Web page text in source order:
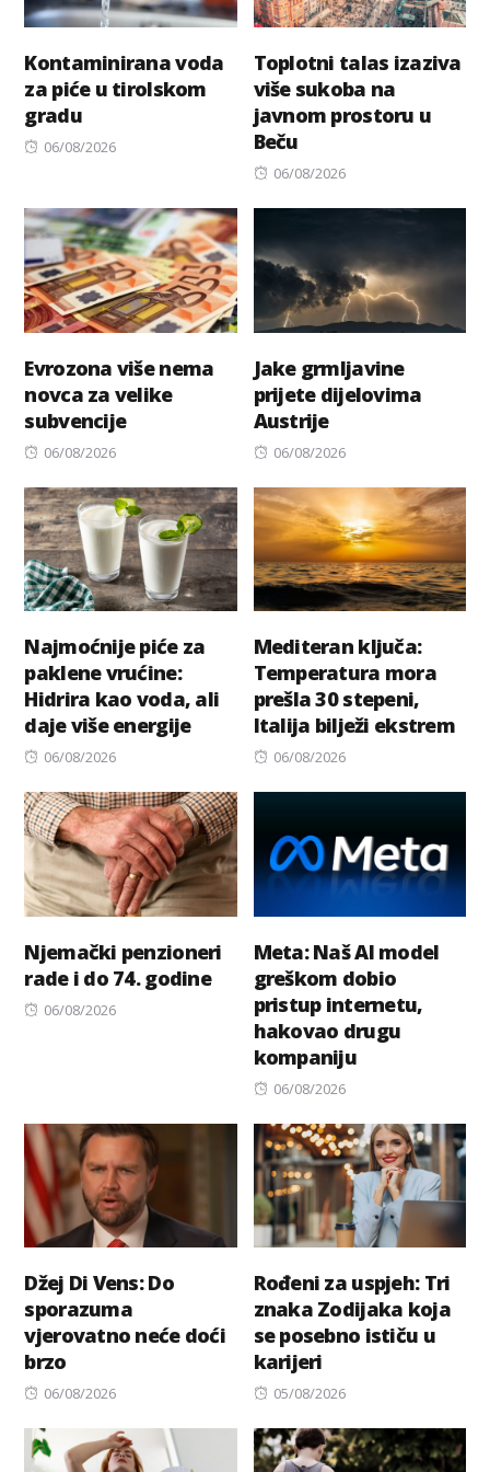
Kontaminirana voda
za piće u tirolskom
gradu
Posted
06/08/2026
Toplotni talas izaziva
više sukoba na
javnom prostoru u
Beču
Posted
06/08/2026
Evrozona više nema
novca za velike
subvencije
Posted
06/08/2026
Jake grmljavine
prijete dijelovima
Austrije
Posted
06/08/2026
Najmoćnije piće za
paklene vrućine:
Hidrira kao voda, ali
daje više energije
Posted
06/08/2026
Mediteran ključa:
Temperatura mora
prešla 30 stepeni,
Italija bilježi ekstrem
Posted
06/08/2026
Njemački penzioneri
rade i do 74. godine
Posted
06/08/2026
Meta: Naš AI model
greškom dobio
pristup internetu,
hakovao drugu
kompaniju
Posted
06/08/2026
Džej Di Vens: Do
sporazuma
vjerovatno neće doći
brzo
Posted
06/08/2026
Rođeni za uspjeh: Tri
znaka Zodijaka koja
se posebno ističu u
karijeri
Posted
05/08/2026